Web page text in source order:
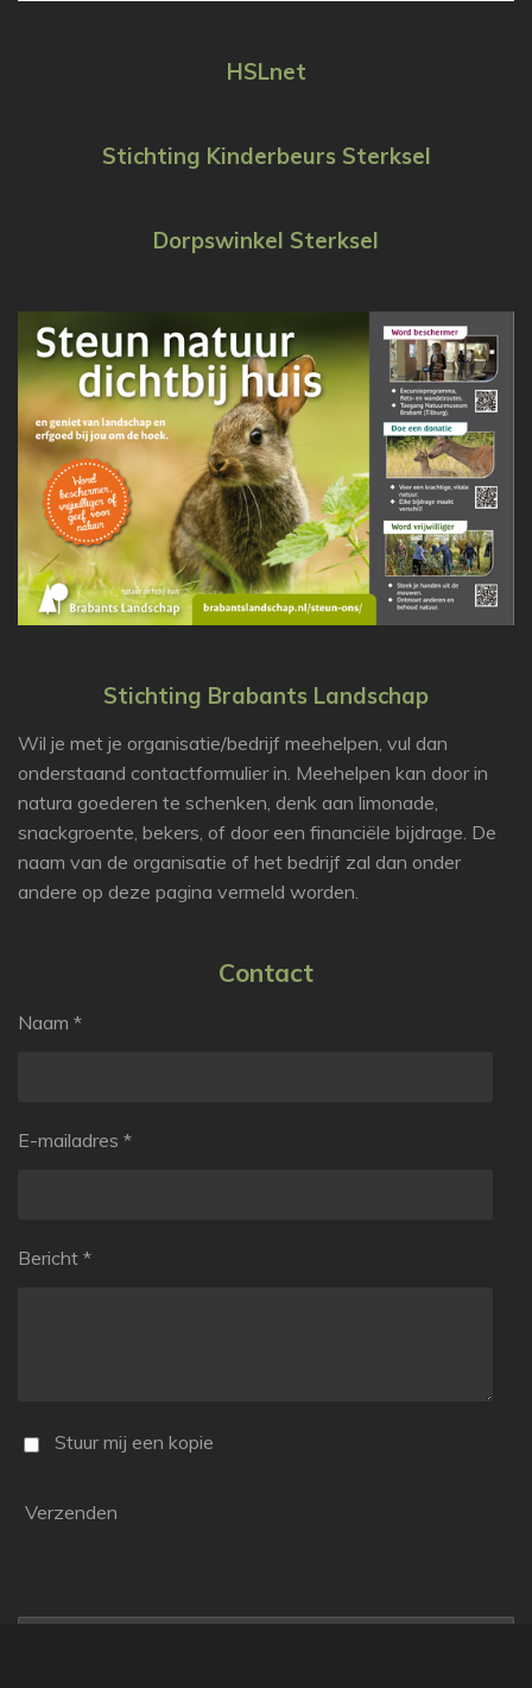
HSLnet
Stichting Kinderbeurs Sterksel
Dorpswinkel Sterksel
Stichting Brabants Landschap
Wil je met je organisatie/bedrijf meehelpen, vul dan
onderstaand contactformulier in. Meehelpen kan door in
natura goederen te schenken, denk aan limonade,
snackgroente, bekers, of door een financiële bijdrage. De
naam van de organisatie of het bedrijf zal dan onder
andere op deze pagina vermeld worden.
Contact
Naam *
E-mailadres *
Bericht *
Stuur mij een kopie
Verzenden